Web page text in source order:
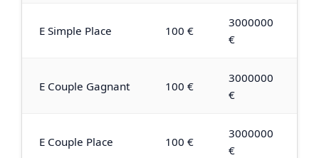
E Simple Place 100 €
3000000
€
E Couple Gagnant 100 €
3000000
€
E Couple Place 100 €
3000000
€